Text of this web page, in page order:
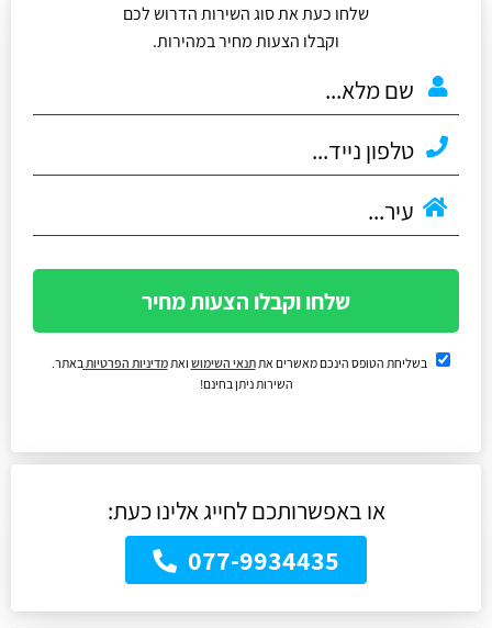
שלחו כעת את סוג השירות הדרוש לכם
וקבלו הצעות מחיר במהירות.
שלחו וקבלו הצעות מחיר
בשליחת הטופס הינכם מאשרים אתתנאי השימוש ואתמדיניות הפרטיותבאתר.
השירות ניתן בחינם!
או באפשרותכם לחייג אלינו כעת:
077-9934435